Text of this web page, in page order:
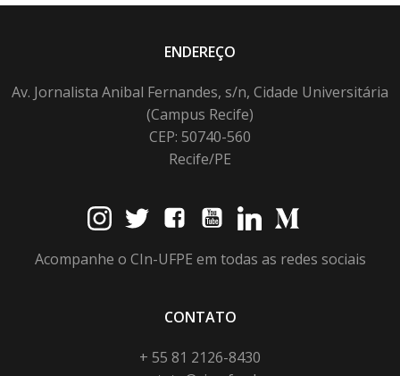
ENDEREÇO
Av. Jornalista Anibal Fernandes, s/n, Cidade Universitária
(Campus Recife)
CEP: 50740-560
Recife/PE
Acompanhe o CIn-UFPE em todas as redes sociais
CONTATO
+ 55 81 2126-8430